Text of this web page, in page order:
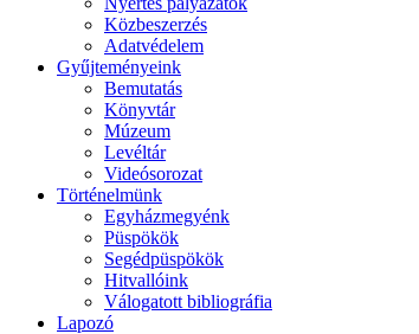
Közbeszerzés
Adatvédelem
Gyűjteményeink
Bemutatás
Könyvtár
Múzeum
Levéltár
Videósorozat
Történelmünk
Egyházmegyénk
Püspökök
Segédpüspökök
Hitvallóink
Válogatott bibliográfia
Lapozó